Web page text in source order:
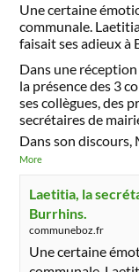
Une certaine
communale.
faisait ses adieux à
Dans une
la présence des 3
ses collègues, des
secrétaires de
Dans son
More
Laetitia, la
Burrhins.
communeboz.fr
Une certaine